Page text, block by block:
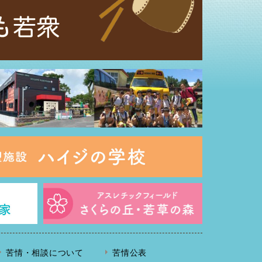
苦情・相談について 苦情公表